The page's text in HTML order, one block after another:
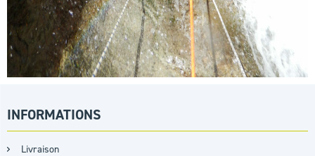
INFORMATIONS
Livraison